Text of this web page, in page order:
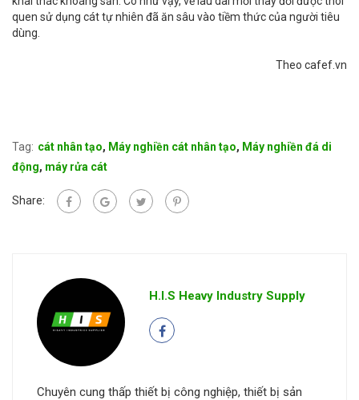
quen sử dụng cát tự nhiên đã ăn sâu vào tiềm thức của người tiêu
dùng.
Theo cafef.vn
Tag: cát nhân tạo, Máy nghiền cát nhân tạo, Máy nghiền đá di
động, máy rửa cát
Share:
H.I.S Heavy Industry Supply
Chuyên cung thấp thiết bị công nghiệp, thiết bị sản